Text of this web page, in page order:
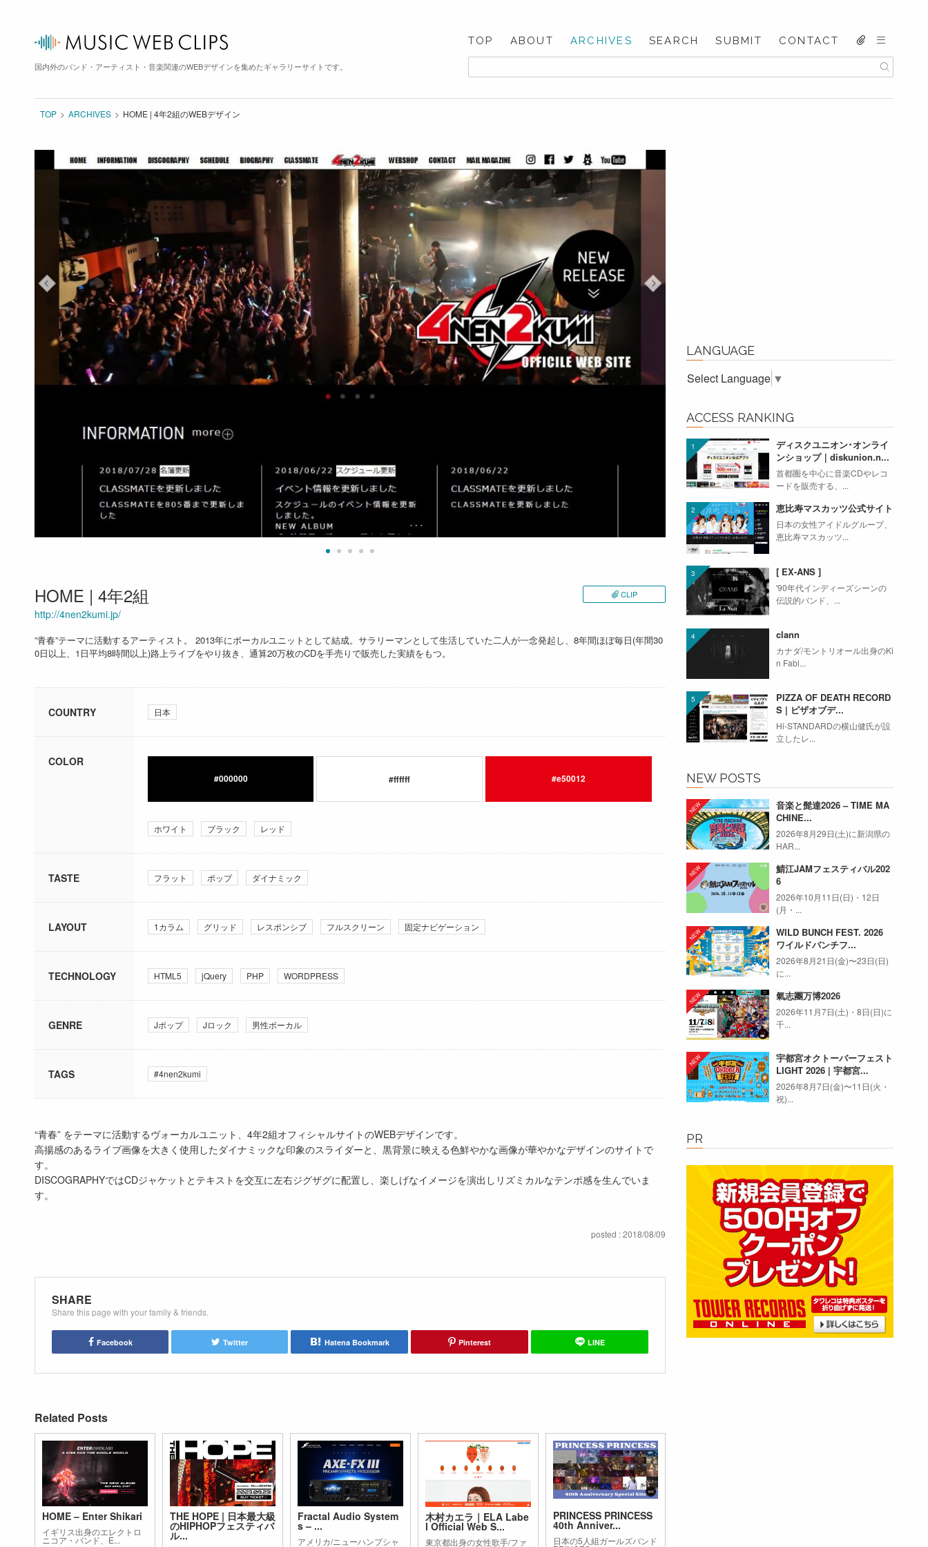
国内外のバンド・アーティスト・音楽関連のWEBデザインを集めたギャラリーサイトです。
TOP ABOUT ARCHIVES SEARCH SUBMIT CONTACT
TOP ARCHIVES HOME | 4年2組のWEBデザイン
HOME | 4年2組
http://4nen2kumi.jp/
”青春”テーマに活動するアーティスト。 2013年にボーカルユニットとして結成。サラリーマンとして生活していた二人が一念発起し、8年間ほぼ毎日(年間30
0日以上、1日平均8時間以上)路上ライブをやり抜き、通算20万枚のCDを手売りで販売した実績をもつ。
CLIP
COUNTRY 日本
COLOR
#000000 #ffffff #e50012
ホワイト ブラック レッド
TASTE フラット ポップ ダイナミック
LAYOUT 1カラム グリッド レスポンシブ フルスクリーン 固定ナビゲーション
TECHNOLOGY HTML5 jQuery PHP WORDPRESS
GENRE Jポップ Jロック 男性ボーカル
TAGS #4nen2kumi
“青春” をテーマに活動するヴォーカルユニット、4年2組オフィシャルサイトのWEBデザインです。
高揚感のあるライブ画像を大きく使用したダイナミックな印象のスライダーと、黒背景に映える色鮮やかな画像が華やかなデザインのサイトで
す。
DISCOGRAPHYではCDジャケットとテキストを交互に左右ジグザグに配置し、楽しげなイメージを演出しリズミカルなテンポ感を生んでいま
す。
posted : 2018/08/09
SHARE
Share this page with your family & friends.
Facebook Twitter Hatena Bookmark Pinterest LINE
Related Posts
HOME – Enter Shikari
イギリス出身のエレクトロ
ニコア・バンド、E...
THE HOPE | 日本最大級
のHIPHOPフェスティバ
ル...
Fractal Audio System
s – ...
アメリカ/ニューハンプシャ
木村カエラ｜ELA Labe
l Official Web S...
東京都出身の女性歌手/ファ
PRINCESS PRINCESS
40th Anniver...
日本の5人組ガールズバンド
LANGUAGE
Select Language ▼
ACCESS RANKING
ディスクユニオン･オンライ
ンショップ｜diskunion.n...
首都圏を中心に音楽CDやレコ
ードを販売する、...
恵比寿マスカッツ公式サイト
日本の女性アイドルグループ、
恵比寿マスカッツ...
[ EX-ANS ]
'90年代インディーズシーンの
伝説的バンド、...
clann
カナダ/モントリオール出身のKi
n Fabl...
PIZZA OF DEATH RECORD
S | ピザオブデ...
Hi-STANDARDの横山健氏が設
立したレ...
NEW POSTS
音楽と髭達2026 – TIME MA
CHINE...
2026年8月29日(土)に新潟県の
HAR...
鯖江JAMフェスティバル202
6
2026年10月11日(日)・12日
(月・...
WILD BUNCH FEST. 2026
ワイルドバンチフ...
2026年8月21日(金)〜23日(日)
に...
氣志團万博2026
2026年11月7日(土)・8日(日)に
千...
宇都宮オクトーバーフェスト
LIGHT 2026 | 宇都宮...
2026年8月7日(金)〜11日(火・
祝)...
PR